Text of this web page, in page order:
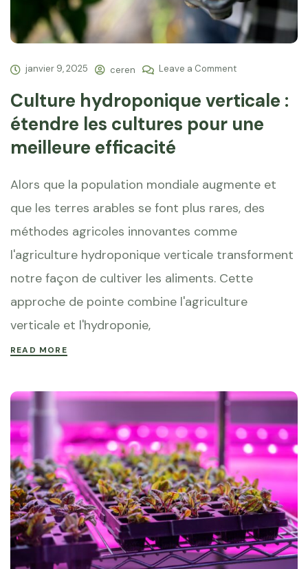
janvier 9, 2025 ceren Leave a Comment
Culture hydroponique verticale :
étendre les cultures pour une
meilleure efficacité
Alors que la population mondiale augmente et
que les terres arables se font plus rares, des
méthodes agricoles innovantes comme
l'agriculture hydroponique verticale transforment
notre façon de cultiver les aliments. Cette
approche de pointe combine l'agriculture
verticale et l'hydroponie,
READ MORE